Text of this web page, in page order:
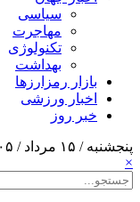
سیاسی
مهاجرت
تکنولوژی
بهداشت
بازار رمزارزها
اخبار ورزشی
خبر روز
پنجشنبه / ۱۵ مرداد / ۱۴۰۵
×